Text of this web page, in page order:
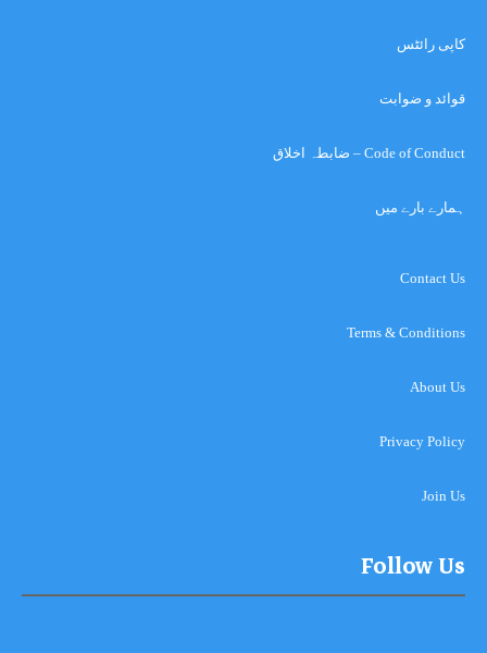
کاپی رائٹس
قوائد و ضوابت
Code of Conduct – ضابطہ اخلاق
ہمارے بارے میں
Contact Us
Terms & Conditions
About Us
Privacy Policy
Join Us
Follow Us